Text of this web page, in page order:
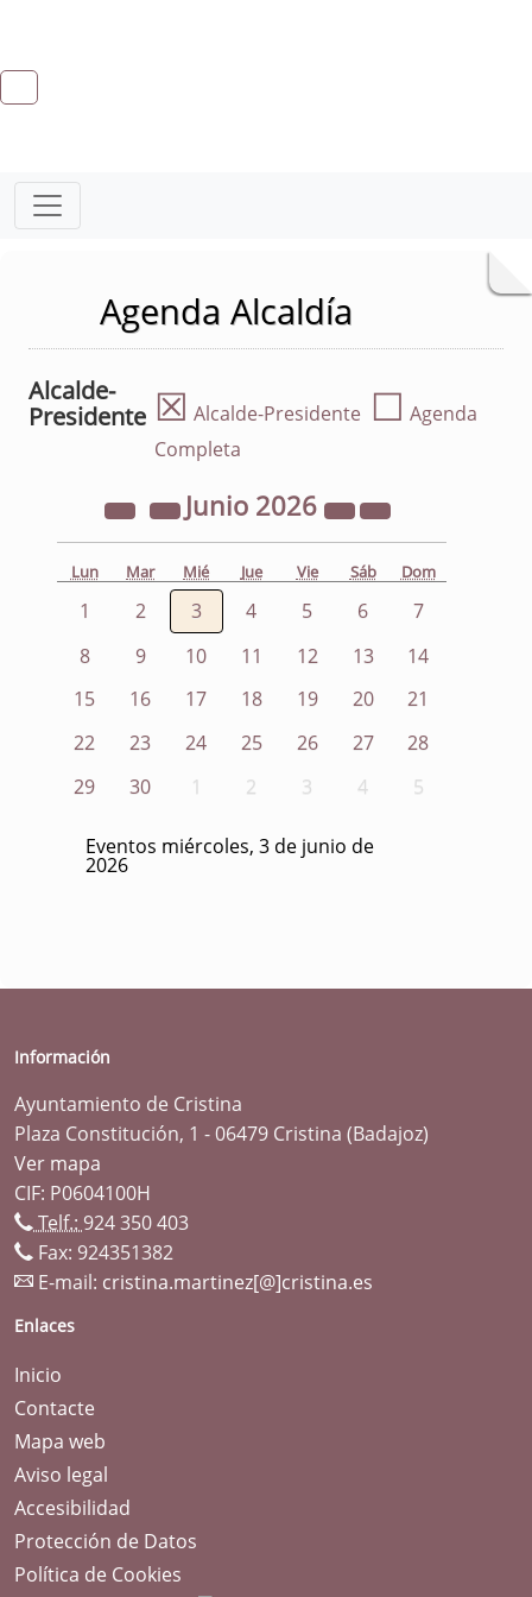
Agenda Alcaldía
Alcalde-
Presidente ☒ Alcalde-Presidente ☐ Agenda
Completa
Junio 2026
Lun Mar Mié Jue Vie Sáb Dom
1 2 3 4 5 6
7
8
9 10 11 12 13
14
15
16 17 18 19 20
21
22
23 24 25 26 27
28
29
30 1 2 3 4 5
Eventos miércoles, 3 de junio de
2026
Información
Ayuntamiento de Cristina
Plaza Constitución, 1 - 06479 Cristina (Badajoz)
Ver mapa
CIF: P0604100H
Telf.: 924 350 403
Fax: 924351382
E-mail: cristina.martinez[@]cristina.es
Enlaces
Inicio
Contacte
Mapa web
Aviso legal
Accesibilidad
Protección de Datos
Política de Cookies